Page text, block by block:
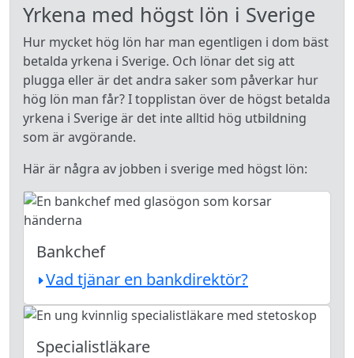
Yrkena med högst lön i Sverige
Hur mycket hög lön har man egentligen i dom bäst
betalda yrkena i Sverige. Och lönar det sig att
plugga eller är det andra saker som påverkar hur
hög lön man får? I topplistan över de högst betalda
yrkena i Sverige är det inte alltid hög utbildning
som är avgörande.
Här är några av jobben i sverige med högst lön:
Bankchef
Vad tjänar en bankdirektör?
Specialistläkare